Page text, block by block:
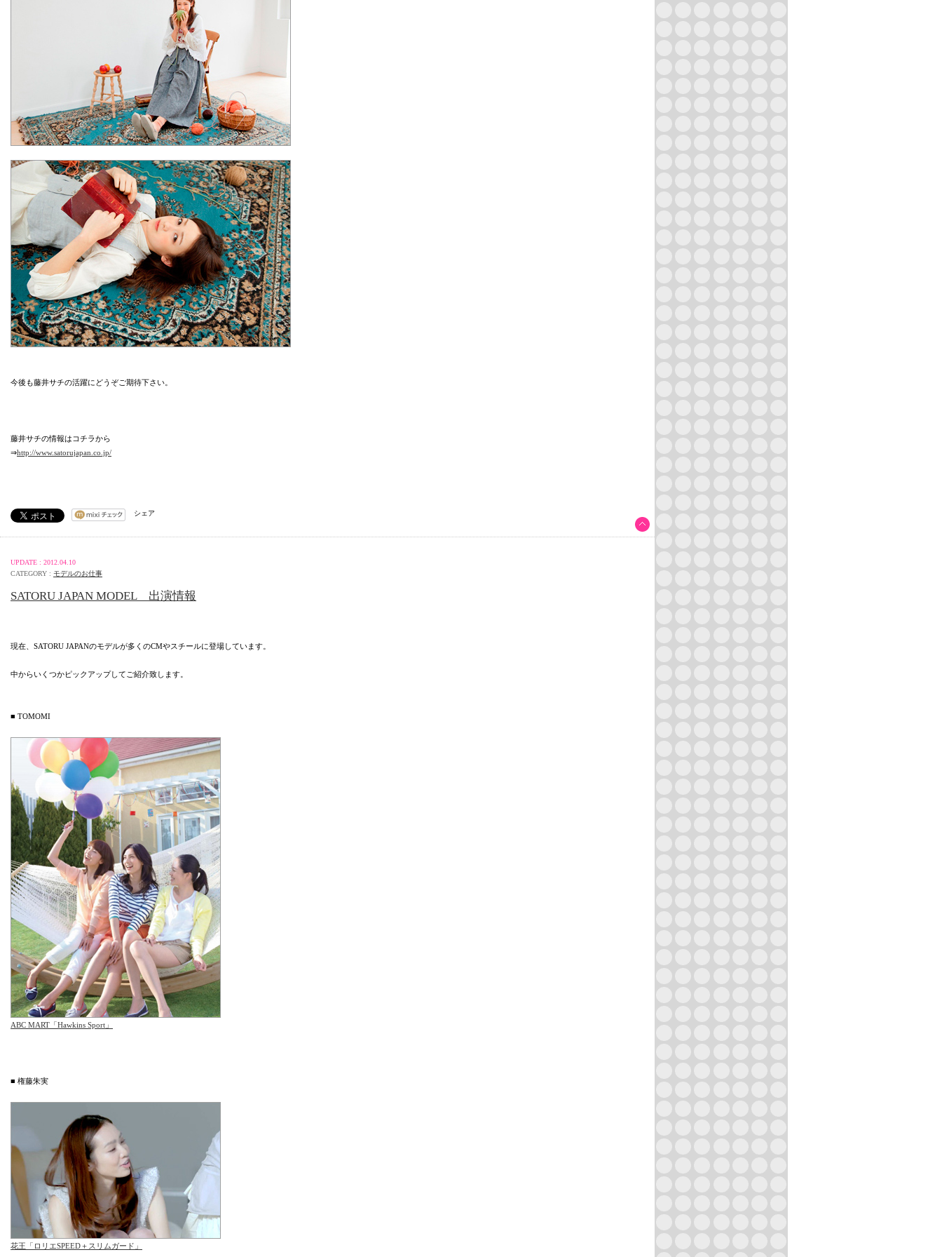
今後も藤井サチの活躍にどうぞご期待下さい。
藤井サチの情報はコチラから
⇒http://www.satorujapan.co.jp/
シェア
UPDATE : 2012.04.10
CATEGORY : モデルのお仕事
SATORU JAPAN MODEL 出演情報
現在、SATORU JAPANのモデルが多くのCMやスチールに登場しています。
中からいくつかピックアップしてご紹介致します。
■ TOMOMI
ABC MART「Hawkins Sport」
■ 権藤朱実
花王「ロリエSPEED＋スリムガード」